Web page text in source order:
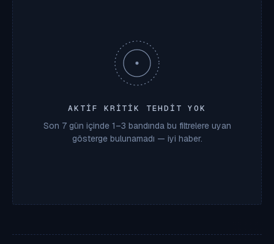
AKTIF KRITIK TEHDIT YOK
Son 7 gün içinde 1–3 bandında bu filtrelere uyan
gösterge bulunamadı — iyi haber.